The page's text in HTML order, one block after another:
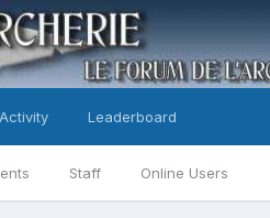
Staff Online Users
Activity Leaderboard